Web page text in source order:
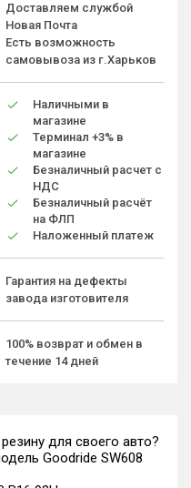
Доставляем службой
Новая Почта
Есть возможность
самовывоза из г.Харьков
Наличными в
магазине
Терминал +3% в
магазине
Безналичный расчет с
НДС
Безналичный расчёт
на ФЛП
Наложенный платеж
Гарантия на дефекты
завода изготовителя
100% возврат и обмен в
течение 14 дней
для своего авто?
Goodride SW608